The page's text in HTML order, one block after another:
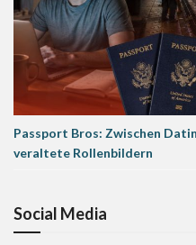
Passport Bros: Zwischen
veraltete Rollenbildern
Social Media